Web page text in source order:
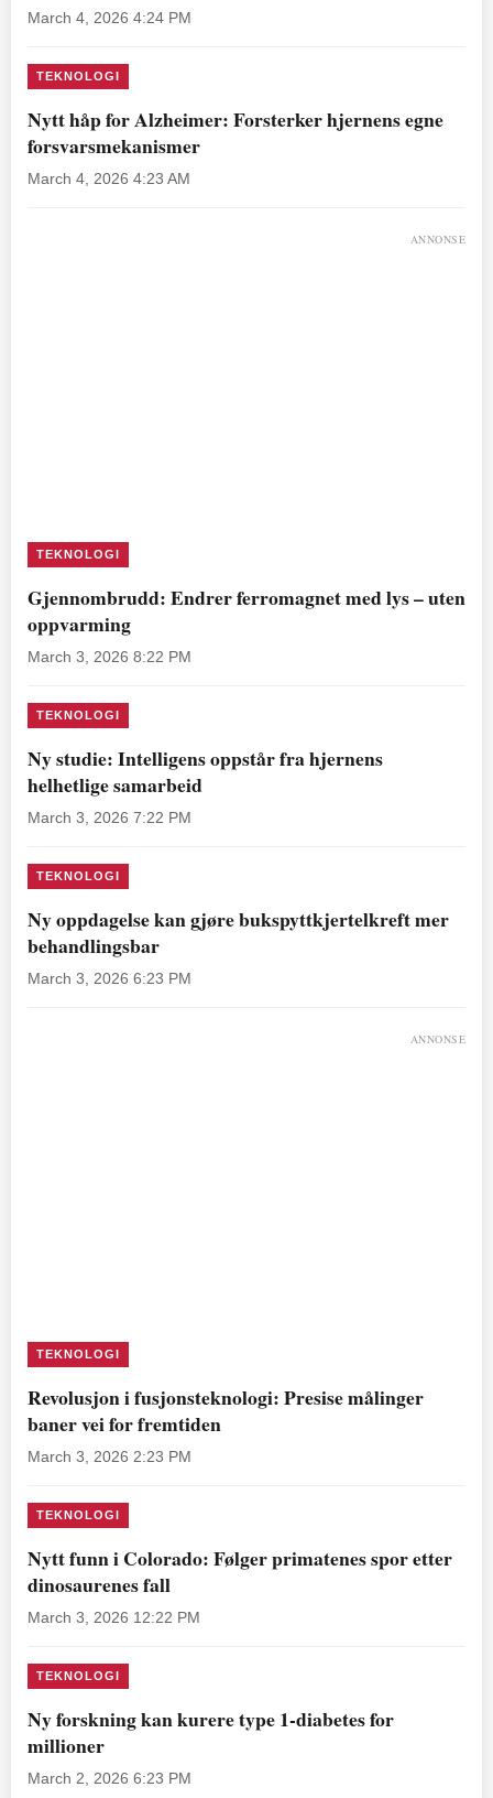
March 4, 2026 4:24 PM
TEKNOLOGI
Nytt håp for Alzheimer: Forsterker hjernens egne
forsvarsmekanismer
March 4, 2026 4:23 AM
ANNONSE
TEKNOLOGI
Gjennombrudd: Endrer ferromagnet med lys – uten
oppvarming
March 3, 2026 8:22 PM
TEKNOLOGI
Ny studie: Intelligens oppstår fra hjernens
helhetlige samarbeid
March 3, 2026 7:22 PM
TEKNOLOGI
Ny oppdagelse kan gjøre bukspyttkjertelkreft mer
behandlingsbar
March 3, 2026 6:23 PM
ANNONSE
TEKNOLOGI
Revolusjon i fusjonsteknologi: Presise målinger
baner vei for fremtiden
March 3, 2026 2:23 PM
TEKNOLOGI
Nytt funn i Colorado: Følger primatenes spor etter
dinosaurenes fall
March 3, 2026 12:22 PM
TEKNOLOGI
Ny forskning kan kurere type 1-diabetes for
millioner
March 2, 2026 6:23 PM